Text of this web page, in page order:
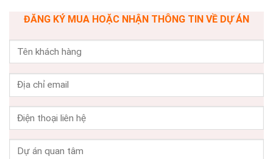
ĐĂNG KÝ MUA HOẶC NHẬN THÔNG TIN VỀ DỰ ÁN